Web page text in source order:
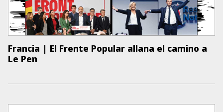
Francia | El Frente Popular allana el camino a
Le Pen